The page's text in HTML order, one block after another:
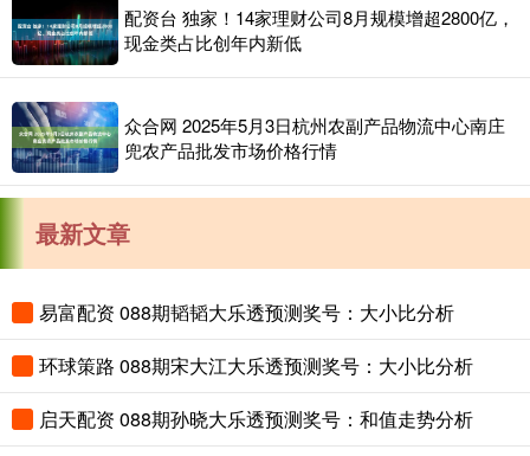
配资台 独家！14家理财公司8月规模增超2800亿，
现金类占比创年内新低
众合网 2025年5月3日杭州农副产品物流中心南庄
兜农产品批发市场价格行情
最新文章
易富配资 088期韬韬大乐透预测奖号：大小比分析
环球策路 088期宋大江大乐透预测奖号：大小比分析
启天配资 088期孙晓大乐透预测奖号：和值走势分析